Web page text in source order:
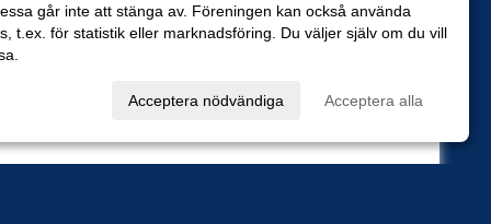
går inte att stänga av. Föreningen kan också använda
t.ex. för statistik eller marknadsföring. Du väljer själv om du vill
Acceptera nödvändiga Acceptera alla